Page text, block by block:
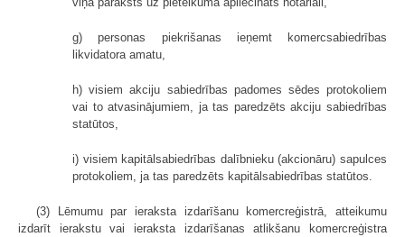
g) personas piekrišanas ieņemt komercsabiedrības
likvidatora amatu,
h) visiem akciju sabiedrības padomes sēdes protokoliem
vai to atvasinājumiem, ja tas paredzēts akciju sabiedrības
statūtos,
i) visiem kapitālsabiedrības dalībnieku (akcionāru) sapulces
protokoliem, ja tas paredzēts kapitālsabiedrības statūtos.
(3) Lēmumu par ieraksta izdarīšanu komercreģistrā, atteikumu
izdarīt ierakstu vai ieraksta izdarīšanas atlikšanu komercreģistra